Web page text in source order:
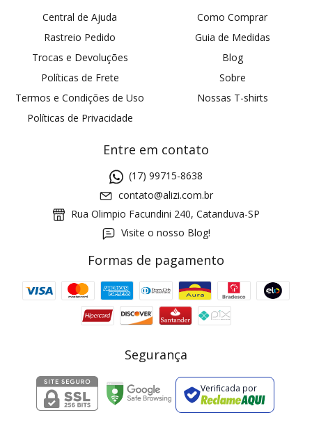
Central de Ajuda
Rastreio Pedido
Trocas e Devoluções
Políticas de Frete
Termos e Condições de Uso
Políticas de Privacidade
Como Comprar
Guia de Medidas
Blog
Sobre
Nossas T-shirts
Entre em contato
(17) 99715-8638
contato@alizi.com.br
Rua Olimpio Facundini 240, Catanduva-SP
Visite o nosso Blog!
Formas de pagamento
Segurança
Verificada por
Cupom 1a compra: GANHE5
2 pecas 7% OFF